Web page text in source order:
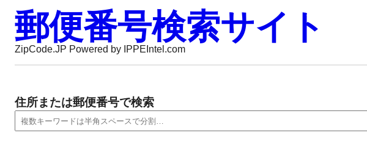
郵便番号検索サイト
ZipCode.JP Powered by IPPEIntel.com
住所または郵便番号で検索